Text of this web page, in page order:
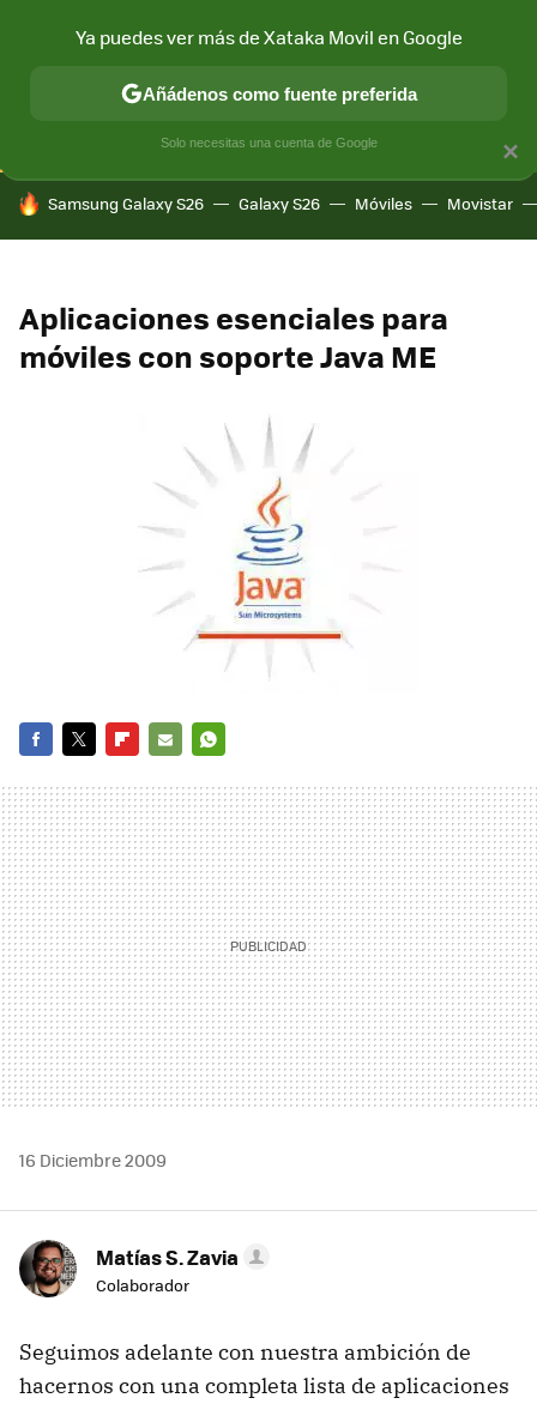
CONECTIVIDAD MÓVIL Y SOCIEDAD APLICACIONES
HOY SE HABLA DE
Samsung Galaxy S26 Galaxy S26 Móviles Movistar
Aplicaciones esenciales para
móviles con soporte Java ME
MAIL
16 Diciembre 2009
Matías S. Zavia
Colaborador
Seguimos adelante con nuestra ambición de
hacernos con una completa lista de aplicaciones
×
Ya puedes ver más de Xataka Movil en Google
Añádenos como fuente preferida
Solo necesitas una cuenta de Google